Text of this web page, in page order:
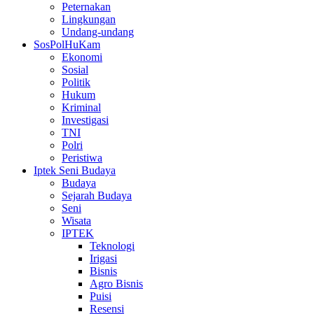
Peternakan
Lingkungan
Undang-undang
SosPolHuKam
Ekonomi
Sosial
Politik
Hukum
Kriminal
Investigasi
TNI
Polri
Peristiwa
Iptek Seni Budaya
Budaya
Sejarah Budaya
Seni
Wisata
IPTEK
Teknologi
Irigasi
Bisnis
Agro Bisnis
Puisi
Resensi